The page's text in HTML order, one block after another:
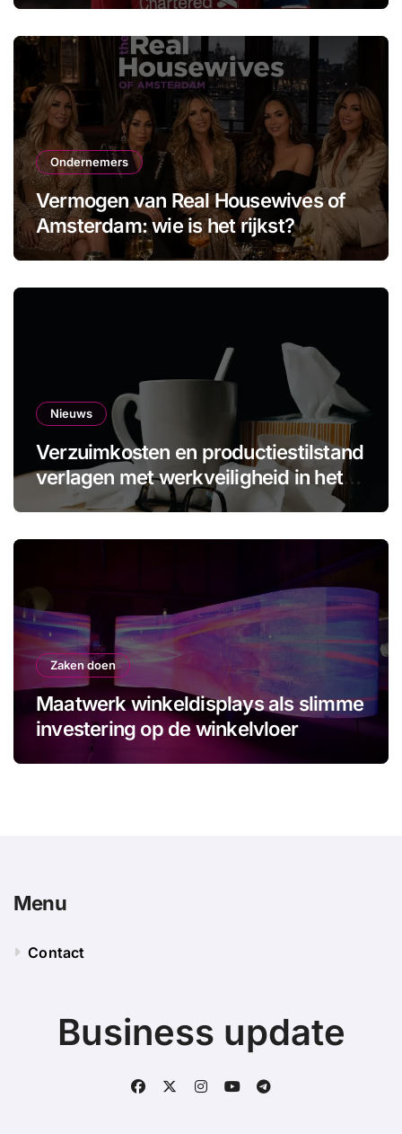
Ondernemers
Vermogen van Real Housewives of
Amsterdam: wie is het rijkst?
Nieuws
Verzuimkosten en productiestilstand
verlagen met werkveiligheid in het
MKB
Zaken doen
Maatwerk winkeldisplays als slimme
investering op de winkelvloer
Menu
Contact
Business update